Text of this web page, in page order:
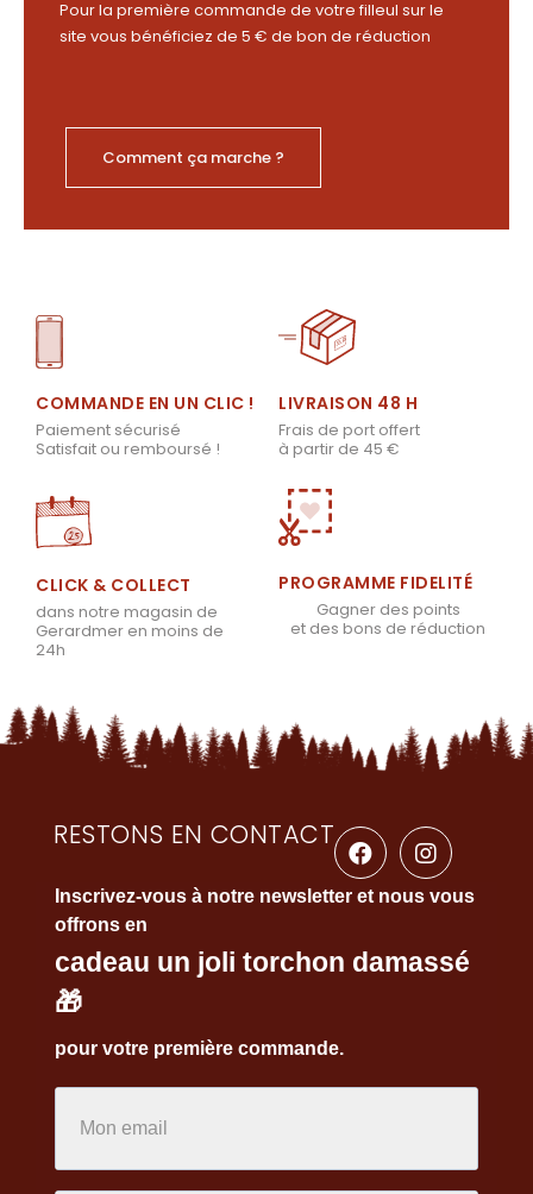
Pour la première commande de votre filleul sur le
site vous bénéficiez de 5 € de bon de réduction
Comment ça marche ?
COMMANDE EN UN CLIC !
Paiement sécurisé
Satisfait ou remboursé !
LIVRAISON 48 H
Frais de port offert
à partir de 45 €
CLICK & COLLECT
dans notre magasin de
Gerardmer en moins de
24h
PROGRAMME FIDELITÉ
Gagner des points
et des bons de réduction
RESTONS EN CONTACT
Inscrivez-vous à notre newsletter et nous vous
offrons en
cadeau un joli torchon damassé
🎁
pour votre première commande.